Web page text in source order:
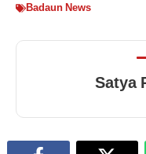
Badaun News
Satya